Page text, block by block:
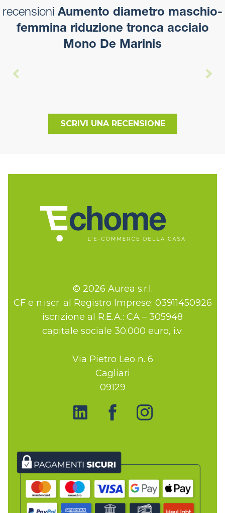
recensioni Aumento diametro maschio-
femmina riduzione tronca acciaio
Mono De Marinis
SCRIVI UNA RECENSIONE
© 2026 Aurea s.r.l.
CF e n.iscr. al Registro Imprese: 03911450926
iscrizione al R.E.A.: CA – 305948
capitale sociale 30.000 euro, i.v.
Via Pietro Leo n. 6
Cagliari
09129